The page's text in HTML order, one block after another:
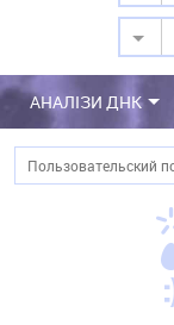
АНАЛІЗИ ДНК
Пошук